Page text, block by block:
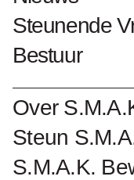
Steunende
Bestuur
Over
Steun
S.M.A.K.
Kunstwerken
Word Vriend